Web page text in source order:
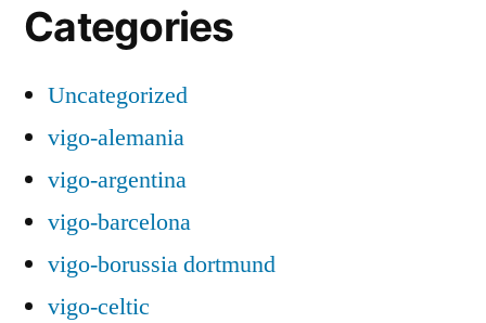
Categories
Uncategorized
vigo-alemania
vigo-argentina
vigo-barcelona
vigo-borussia dortmund
vigo-celtic